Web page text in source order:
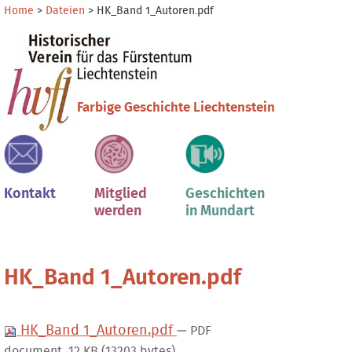
Direkt
Inhalt
Direkt
zur
Navigation
Benutzerspezifische
Home > Dateien > HK_Band 1_Autoren.pdf
Farbige Geschichte Liechtenstein
Kontakt
Mitglied
werden
Geschichten
in Mundart
HK_Band 1_Autoren.pdf
HK_Band 1_Autoren.pdf— PDF